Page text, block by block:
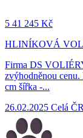
5 41 245 Kč
HLINÍKOVÁ
Firma DS
zvýhodněnou
cm šířka -...
26.02.2025 Celá ČR